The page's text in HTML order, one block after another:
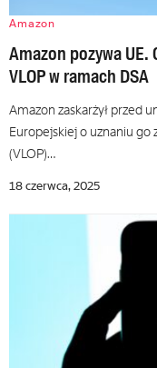
Amazon
Amazon pozywa
VLOP w ramach DSA
Amazon zaskarżył przed
Europejskiej o uznaniu go
(VLOP)…
18 czerwca, 2025